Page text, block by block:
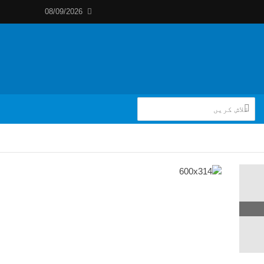
08/09/2026